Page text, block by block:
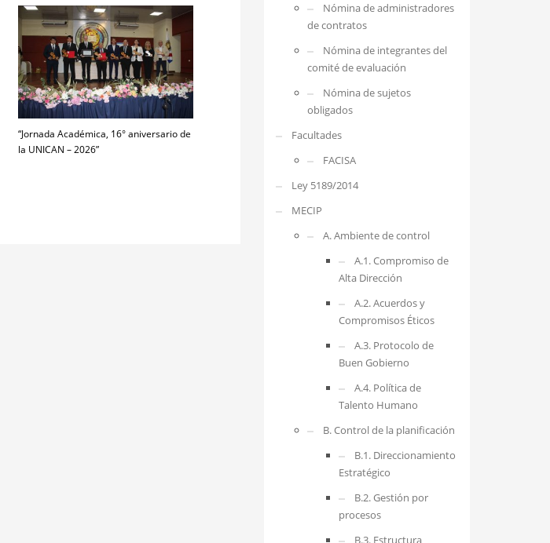
“Jornada Académica, 16° aniversario de
la UNICAN – 2026”
Nómina de administradores
de contratos
Nómina de integrantes del
comité de evaluación
Nómina de sujetos
obligados
Facultades
FACISA
Ley 5189/2014
MECIP
A. Ambiente de control
A.1. Compromiso de
Alta Dirección
A.2. Acuerdos y
Compromisos Éticos
A.3. Protocolo de
Buen Gobierno
A.4. Política de
Talento Humano
B. Control de la planificación
B.1. Direccionamiento
Estratégico
B.2. Gestión por
procesos
B.3. Estructura